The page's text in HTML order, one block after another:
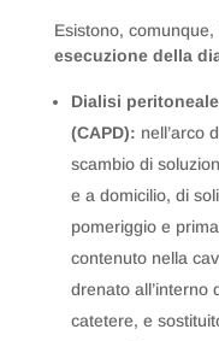
Esistono, comunque,
esecuzione della
Dialisi
(CAPD): nell’arco
scambio di
e a domicilio, di
pomeriggio e
contenuto nella
drenato all’interno
catetere, e